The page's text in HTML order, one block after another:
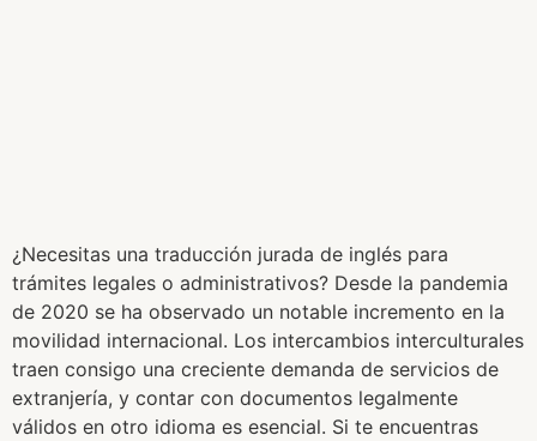
¿Necesitas una traducción jurada de inglés para
trámites legales o administrativos? Desde la pandemia
de 2020 se ha observado un notable incremento en la
movilidad internacional. Los intercambios interculturales
traen consigo una creciente demanda de servicios de
extranjería, y contar con documentos legalmente
válidos en otro idioma es esencial. Si te encuentras